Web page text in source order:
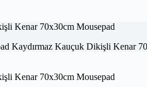
Kaydırmaz Kauçuk Dikişli Kenar